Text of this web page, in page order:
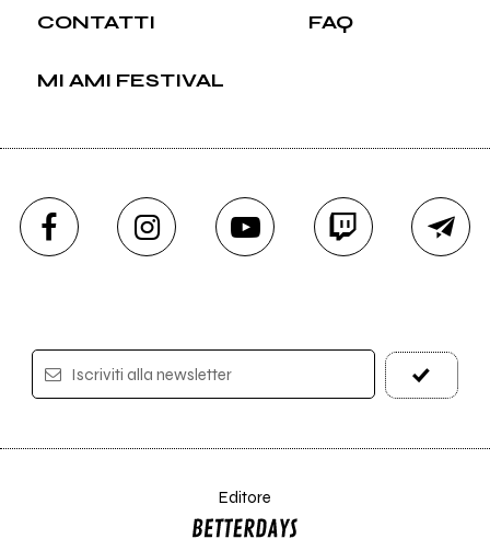
CONTATTI FAQ
MI AMI FESTIVAL
Iscriviti alla newsletter
Editore